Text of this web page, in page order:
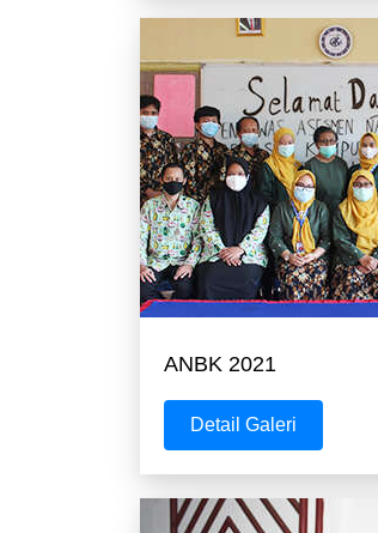
ANBK 2021
Detail Galeri